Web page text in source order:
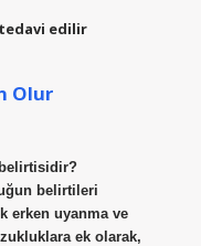
tedavi edilir
Olur
belirtisidir?
belirtileri
erken uyanma ve
ek olarak,